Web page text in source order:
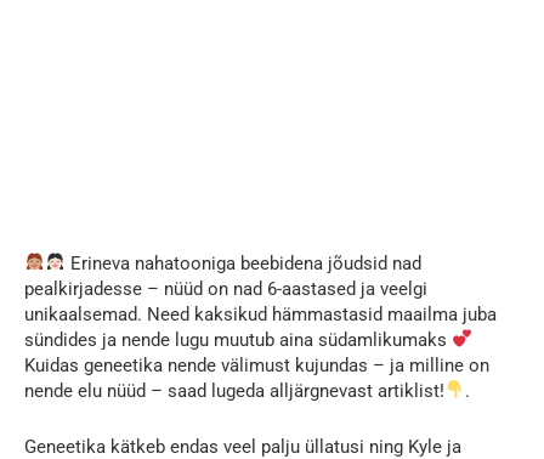
Erineva nahatooniga beebidena jõudsid nad
pealkirjadesse – nüüd on nad 6-aastased ja veelgi
unikaalsemad. Need kaksikud hämmastasid maailma juba
sündides ja nende lugu muutub aina südamlikumaks
Kuidas geneetika nende välimust kujundas – ja milline on
nende elu nüüd – saad lugeda alljärgnevast artiklist!
.
Geneetika kätkeb endas veel palju üllatusi ning Kyle ja